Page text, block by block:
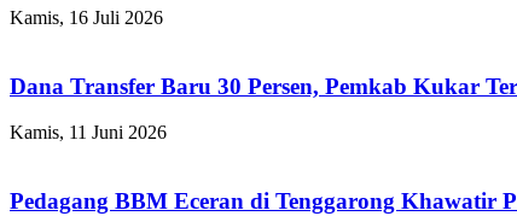
Kamis, 16 Juli 2026
Dana Transfer Baru 30 Persen, Pemkab Kukar
Kamis, 11 Juni 2026
Pedagang BBM Eceran di Tenggarong Khawatir